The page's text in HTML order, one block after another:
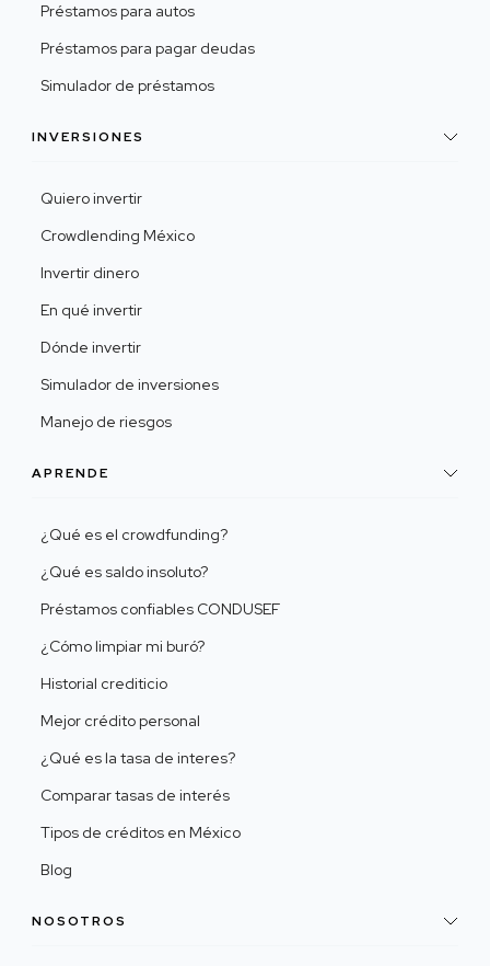
Préstamos para autos
Préstamos para pagar deudas
Simulador de préstamos
INVERSIONES
Quiero invertir
Crowdlending México
Invertir dinero
En qué invertir
Dónde invertir
Simulador de inversiones
Manejo de riesgos
APRENDE
¿Qué es el crowdfunding?
¿Qué es saldo insoluto?
Préstamos confiables CONDUSEF
¿Cómo limpiar mi buró?
Historial crediticio
Mejor crédito personal
¿Qué es la tasa de interes?
Comparar tasas de interés
Tipos de créditos en México
Blog
NOSOTROS